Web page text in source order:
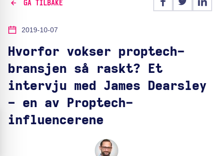
GÅ TILBAKE
2019-10-07
Hvorfor vokser proptech-
bransjen så raskt? Et
intervju med James Dearsley
- en av Proptech-
influencerene